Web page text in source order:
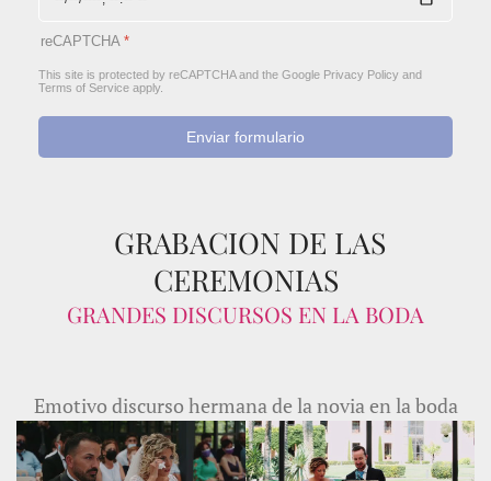
reCAPTCHA *
This site is protected by reCAPTCHA and the Google Privacy Policy and
Terms of Service apply.
Enviar formulario
GRABACION DE LAS
CEREMONIAS
GRANDES DISCURSOS EN LA BODA
Emotivo discurso hermana de la novia en la boda